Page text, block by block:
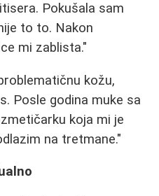
Pokušala sam
to to. Nakon
mi zablista."
kožu,
Posle godina muke sa
koja mi je
na tretmane."